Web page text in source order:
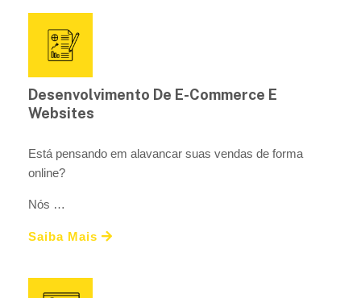
Desenvolvimento De E-Commerce E
Websites
Está pensando em alavancar suas vendas de forma
online?
Nós …
Saiba Mais